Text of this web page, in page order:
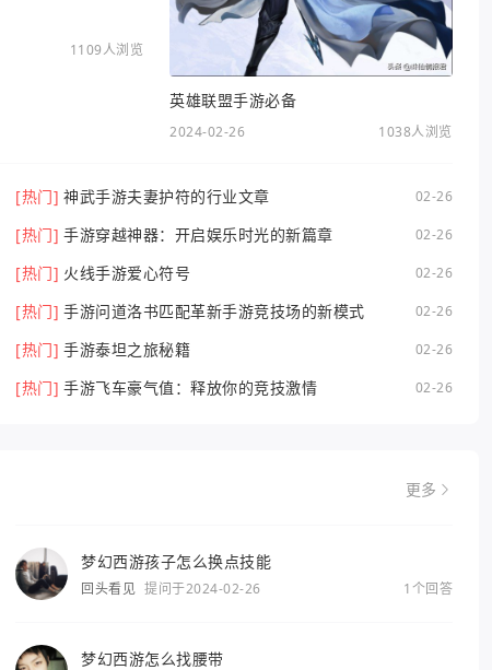
1109人浏览
英雄联盟手游必备
2024-02-26 1038人浏览
[热门] 神武手游夫妻护符的行业文章 02-26
[热门] 手游穿越神器：开启娱乐时光的新篇章 02-26
[热门] 火线手游爱心符号 02-26
[热门] 手游问道洛书匹配革新手游竞技场的新模式 02-26
[热门] 手游泰坦之旅秘籍 02-26
[热门] 手游飞车豪气值：释放你的竞技激情 02-26
更多
梦幻西游孩子怎么换点技能
回头看见 提问于2024-02-26 1个回答
梦幻西游怎么找腰带